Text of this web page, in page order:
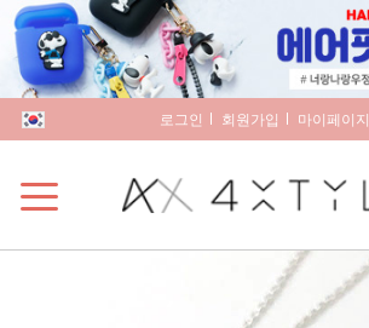
로그인 회원가입 마이페이지